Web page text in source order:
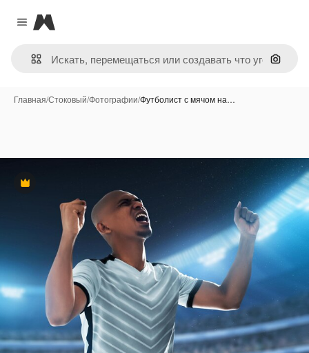
Close menu
Magnific
Поиск
Главная/Стоковый/Фотографии/Футболист с мячом на…
Премиум